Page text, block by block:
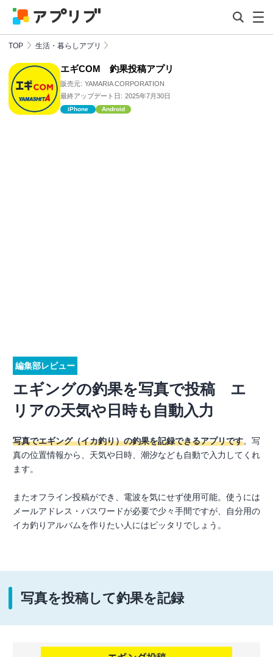
TOP 生活・暮らしアプリ
エギCOM 釣果投稿アプリ
販売元: YAMARIA CORPORATION
最終アップデート日: 2025年7月30日
iPhone Android
編集部レビュー
エギングの釣果を写真で投稿 エ
リアの天気や日時も自動入力
写真でエギング（イカ釣り）の釣果を記録できるアプリです。写
真の位置情報から、天気や日時、潮汐なども自動で入力してくれ
ます。
またオフライン投稿ができ、電波を気にせず使用可能。使うには
メールアドレス・パスワードが必要で少々手間ですが、自分用の
イカ釣りアルバムを作りたい人にはピッタリでしょう。
写真を投稿して釣果を記録